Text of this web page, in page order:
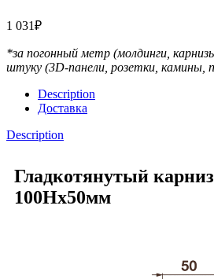
1 031₽
*за погонный метр (молдинги,
штуку (3D-панели, розетки, камины,
Description
Доставка
Description
Гладкотянутый
100Hx50мм